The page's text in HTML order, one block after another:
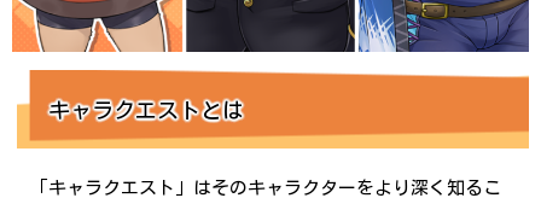
キャラクエストとは
「キャラクエスト」はそのキャラクターをより深く知るこ